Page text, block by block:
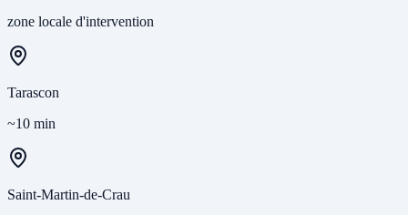
zone locale d'intervention
Tarascon
~10 min
Saint-Martin-de-Crau